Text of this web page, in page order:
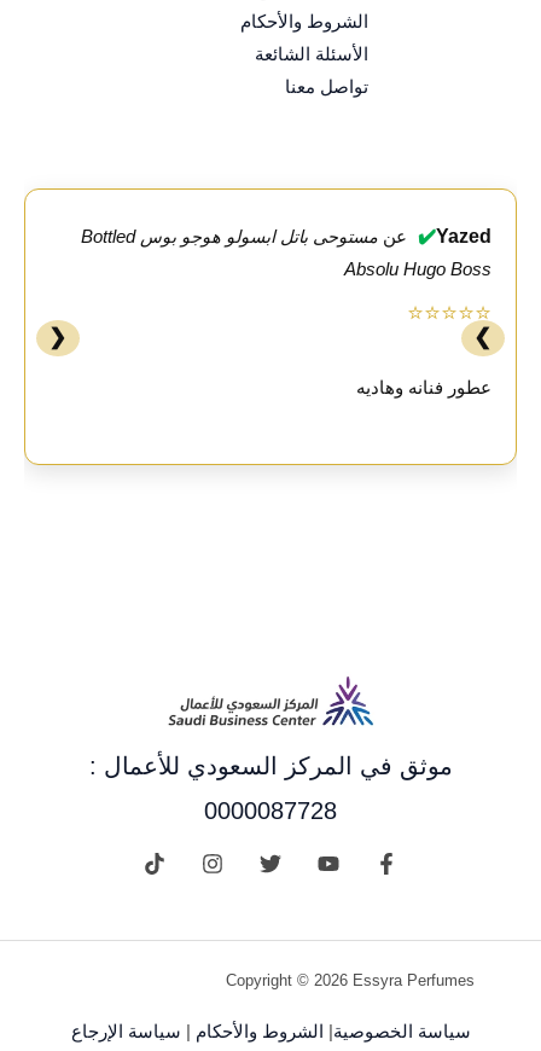
الشروط والأحكام
الأسئلة الشائعة
تواصل معنا
Yazed
✔️ عن
مستوحى باتل ابسولو هوجو بوس Bottled
Absolu Hugo Boss
⭐⭐⭐⭐⭐
عطور فنانه وهاديه
❮ ❯
موثق في المركز السعودي للأعمال :
0000087728
Copyright © 2026 Essyra Perfumes
سياسة الخصوصية الشروط والأحكام سياسة الإرجاع